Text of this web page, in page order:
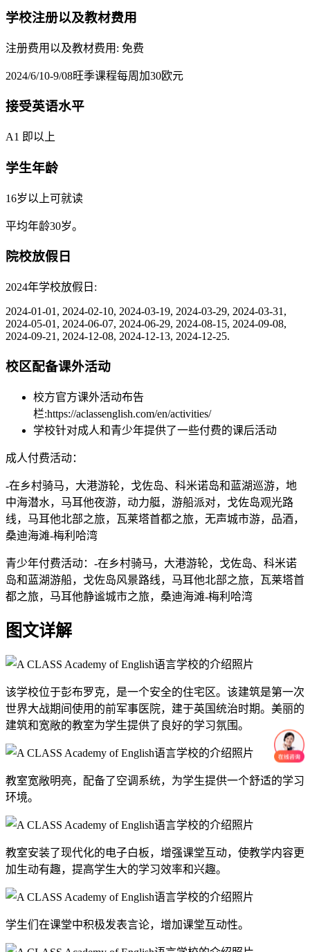
学校注册以及教材费用
注册费用以及教材费用: 免费
2024/6/10-9/08旺季课程每周加30欧元
接受英语水平
A1 即以上
学生年龄
16岁以上可就读
平均年龄30岁。
院校放假日
2024年学校放假日:
2024-01-01, 2024-02-10, 2024-03-19, 2024-03-29, 2024-03-31,
2024-05-01, 2024-06-07, 2024-06-29, 2024-08-15, 2024-09-08,
2024-09-21, 2024-12-08, 2024-12-13, 2024-12-25.
校区配备课外活动
校方官方课外活动布告
栏:https://aclassenglish.com/en/activities/
学校针对成人和青少年提供了一些付费的课后活动
成人付费活动：
-在乡村骑马，大港游轮，戈佐岛、科米诺岛和蓝湖巡游，地
中海潜水，马耳他夜游，动力艇，游船派对，戈佐岛观光路
线，马耳他北部之旅，瓦莱塔首都之旅，无声城市游，品酒，
桑迪海滩-梅利哈湾
青少年付费活动：-在乡村骑马，大港游轮，戈佐岛、科米诺
岛和蓝湖游船，戈佐岛风景路线，马耳他北部之旅，瓦莱塔首
都之旅，马耳他静谧城市之旅，桑迪海滩-梅利哈湾
图文详解
该学校位于彭布罗克，是一个安全的住宅区。该建筑是第一次
世界大战期间使用的前军事医院，建于英国统治时期。美丽的
建筑和宽敞的教室为学生提供了良好的学习氛围。
教室宽敞明亮，配备了空调系统，为学生提供一个舒适的学习
环境。
教室安装了现代化的电子白板，增强课堂互动，使教学内容更
加生动有趣，提高学生大的学习效率和兴趣。
学生们在课堂中积极发表言论，增加课堂互动性。